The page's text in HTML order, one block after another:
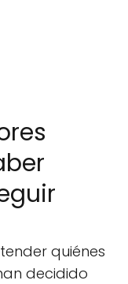
quiénes
decidido